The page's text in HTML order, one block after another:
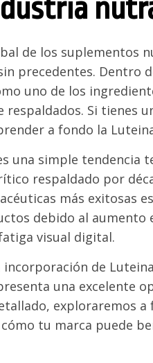
de los suplementos
precedentes. Dentro
uno de los
respaldados. Si tienes
a fondo la
una simple tendencia
respaldado por
más exitosas
debido al aumento
visual digital.
de
una excelente
exploraremos a
tu marca puede